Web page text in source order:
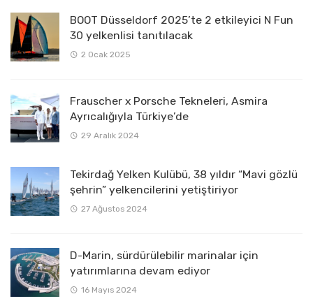
BOOT Düsseldorf 2025’te 2 etkileyici N Fun
30 yelkenlisi tanıtılacak
2 Ocak 2025
Frauscher x Porsche Tekneleri, Asmira
Ayrıcalığıyla Türkiye’de
29 Aralık 2024
Tekirdağ Yelken Kulübü, 38 yıldır “Mavi gözlü
şehrin” yelkencilerini yetiştiriyor
27 Ağustos 2024
D-Marin, sürdürülebilir marinalar için
yatırımlarına devam ediyor
16 Mayıs 2024